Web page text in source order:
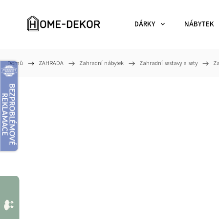
DÁRKY NÁBYTEK
Domů / ZAHRADA / Zahradní nábytek / Zahradní sestavy a sety /